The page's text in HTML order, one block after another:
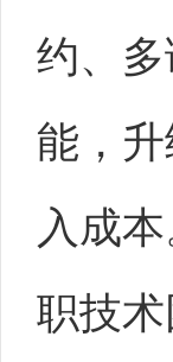
约、
能，
入成
职技术